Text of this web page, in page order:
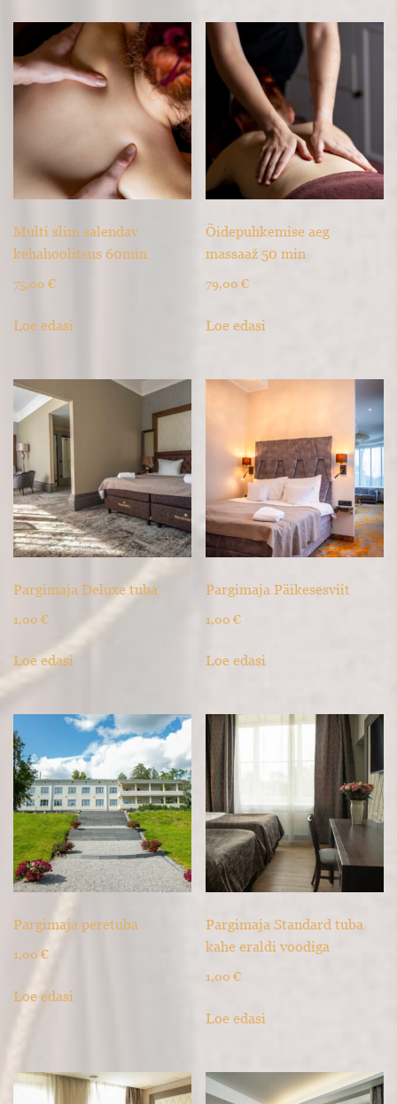
Multi slim salendav
kehahoolitsus 60min
75,00 €
Loe edasi
Õidepuhkemise aeg
massaaž 50 min
79,00€
Loe edasi
Pargimaja Deluxe tuba
1,00 €
Loe edasi
Pargimaja Päikesesviit
1,00€
Loe edasi
Pargimaja peretuba
1,00 €
Loe edasi
Pargimaja Standard tuba
kahe eraldi voodiga
1,00€
Loe edasi